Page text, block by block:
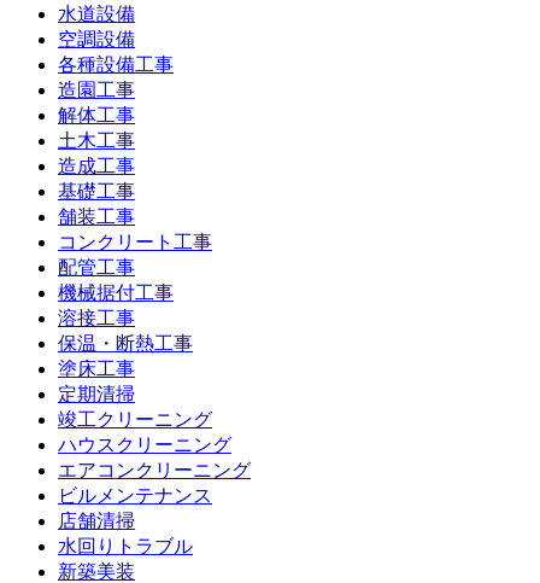
水道設備
空調設備
各種設備工事
造園工事
解体工事
土木工事
造成工事
基礎工事
舗装工事
コンクリート工事
配管工事
機械据付工事
溶接工事
保温・断熱工事
塗床工事
定期清掃
竣工クリーニング
ハウスクリーニング
エアコンクリーニング
ビルメンテナンス
店舗清掃
水回りトラブル
新築美装